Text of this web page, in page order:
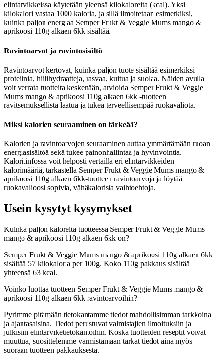
elintarvikkeissa käytetään yleensä kilokaloreita (kcal). Yksi
kilokalori vastaa 1000 kaloria, ja sillä ilmoitetaan esimerkiksi,
kuinka paljon energiaa Semper Frukt & Veggie Mums mango &
aprikoosi 110g alkaen 6kk sisältää.
Ravintoarvot ja ravintosisältö
Ravintoarvot kertovat, kuinka paljon tuote sisältää esimerkiksi
proteiinia, hiilihydraatteja, rasvaa, kuitua ja suolaa. Näiden avulla
voit verrata tuotteita keskenään, arvioida Semper Frukt & Veggie
Mums mango & aprikoosi 110g alkaen 6kk -tuotteen
ravitsemuksellista laatua ja tukea terveellisempää ruokavaliota.
Miksi kalorien seuraaminen on tärkeää?
Kalorien ja ravintoarvojen seuraaminen auttaa ymmärtämään ruoan
energiasisältöä sekä tukee painonhallintaa ja hyvinvointia.
Kalori.infossa voit helposti vertailla eri elintarvikkeiden
kalorimääriä, tarkastella Semper Frukt & Veggie Mums mango &
aprikoosi 110g alkaen 6kk-tuotteen ravintoarvoja ja löytää
ruokavalioosi sopivia, vähäkalorisia vaihtoehtoja.
Usein kysytyt kysymykset
Kuinka paljon kaloreita tuotteessa Semper Frukt & Veggie Mums
mango & aprikoosi 110g alkaen 6kk on?
Semper Frukt & Veggie Mums mango & aprikoosi 110g alkaen 6kk
sisältää 57 kilokaloria per 100g. Koko 110g pakkaus sisältää
yhteensä 63 kcal.
Voinko luottaa tuotteen Semper Frukt & Veggie Mums mango &
aprikoosi 110g alkaen 6kk ravintoarvoihin?
Pyrimme pitämään tietokantamme tiedot mahdollisimman tarkkoina
ja ajantasaisina. Tiedot perustuvat valmistajien ilmoituksiin ja
julkisiin elintarviketietokantoihin. Koska tuotteiden reseptit voivat
muuttua, suosittelemme varmistamaan tarkat tiedot aina myös
suoraan tuotteen pakkauksesta.